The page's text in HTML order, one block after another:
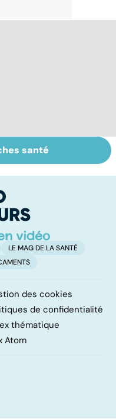
savoir sur
infections
santé
LE MAG DE LA SANTÉ
des cookies
de confidentialité
thématique
Atom